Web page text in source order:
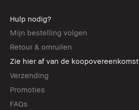
Hulp nodig?
Mijn bestelling volgen
Retour & omruilen
Zie hier af van de koopovereenkomst
Verzending
Promoties
FAQs